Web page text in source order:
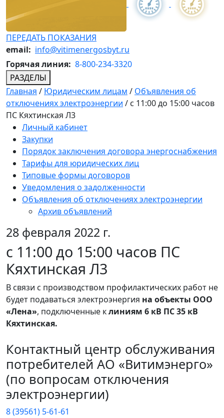
ПЕРЕДАТЬ ПОКАЗАНИЯ
email: info@vitimenergosbyt.ru
Горячая линия: 8-800-234-3320
РАЗДЕЛЫ
Главная / Юридическим лицам / Объявления об
отключениях электроэнергии / c 11:00 до 15:00 часов
ПС Кяхтинская Л3
Личный кабинет
Закупки
Порядок заключения договора энергоснабжения
Тарифы для юридических лиц
Типовые формы договоров
Уведомления о задолженности
Объявления об отключениях электроэнергии
Архив объявлений
28 февраля 2022 г.
c 11:00 до 15:00 часов ПС
Кяхтинская Л3
В связи с производством профилактических работ не
будет подаваться электроэнергия на объекты ООО
«Лена», подключенные клиниям 6 кВ ПС 35 кВ
Кяхтинская.
Контактный центр обслуживания
потребителей АО «Витимэнерго»
(по вопросам отключения
электроэнергии)
8 (39561) 5-61-61